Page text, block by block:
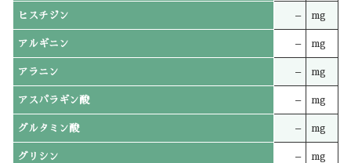
ヒスチジン – mg
アルギニン – mg
アラニン – mg
アスパラギン酸 – mg
グルタミン酸 – mg
グリシン – mg